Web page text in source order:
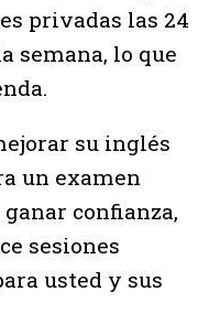
privadas las 24
semana, lo que
su inglés
un examen
confianza,
sesiones
usted y sus